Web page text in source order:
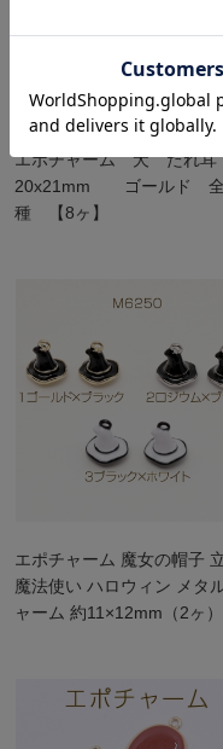
エポチャーム 犬 たれ
20x21mm ゴールド
種 【8ヶ】
エポチャーム 魔女の帽子
魔法使い ハロウィン メタ
ャーム 約11×12mm（2ヶ）